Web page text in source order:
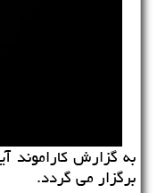
به گزارش كاراموند
برگزار می گردد.